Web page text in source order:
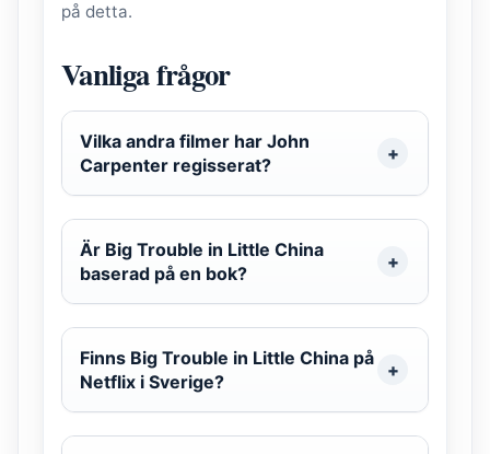
på detta.
Vanliga frågor
Vilka andra filmer har John
Carpenter regisserat?
Är Big Trouble in Little China
baserad på en bok?
Finns Big Trouble in Little China på
Netflix i Sverige?